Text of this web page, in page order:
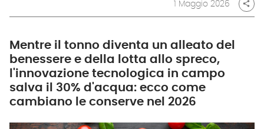
1 Maggio 2026 share
Mentre il tonno diventa un alleato del
benessere e della lotta allo spreco,
l'innovazione tecnologica in campo
salva il 30% d'acqua: ecco come
cambiano le conserve nel 2026